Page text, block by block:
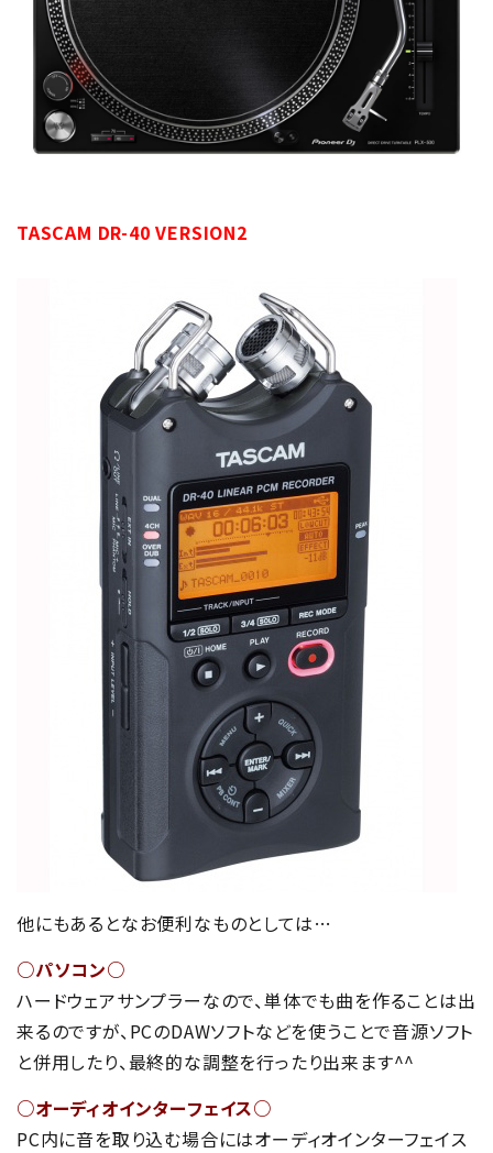
TASCAM DR-40 VERSION2
他にもあるとなお便利なものとしては…
○パソコン○
ハードウェアサンプラーなので、単体でも曲を作ることは出
来るのですが、PCのDAWソフトなどを使うことで音源ソフト
と併用したり、最終的な調整を行ったり出来ます^^
○オーディオインターフェイス○
PC内に音を取り込む場合にはオーディオインターフェイス